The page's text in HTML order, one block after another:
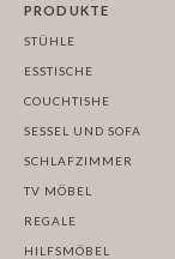
PRODUKTE
STÜHLE
ESSTISCHE
COUCHTISHE
SESSEL UND SOFA
SCHLAFZIMMER
TV MÖBEL
REGALE
HILFSMÖBEL